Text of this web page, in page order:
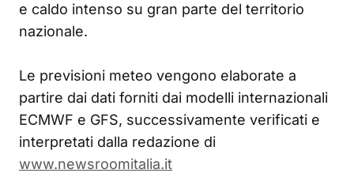
e caldo intenso su gran parte del territorio
nazionale.
Le previsioni meteo vengono elaborate a
partire dai dati forniti dai modelli internazionali
ECMWF e GFS, successivamente verificati e
interpretati dalla redazione di
www.newsroomitalia.it